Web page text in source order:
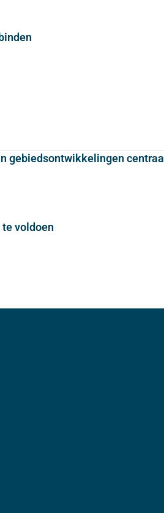
gebiedsontwikkelingen centraal
voldoen